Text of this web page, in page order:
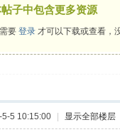
子中包含更多资源
要 登录 才可以下载或查看，
5 10:15:00 显示全部楼层